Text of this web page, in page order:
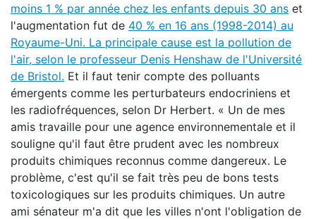
moins 1 % par année chez les enfants depuis 30 ans et
l'augmentation fut de 40 % en 16 ans (1998-2014) au
Royaume-Uni. La principale cause est la pollution de
l'air, selon le professeur Denis Henshaw de l'Université
de Bristol. Et il faut tenir compte des polluants
émergents comme les perturbateurs endocriniens et
les radiofréquences, selon Dr Herbert. « Un de mes
amis travaille pour une agence environnementale et il
souligne qu'il faut être prudent avec les nombreux
produits chimiques reconnus comme dangereux. Le
problème, c'est qu'il se fait très peu de bons tests
toxicologiques sur les produits chimiques. Un autre
ami sénateur m'a dit que les villes n'ont l'obligation de